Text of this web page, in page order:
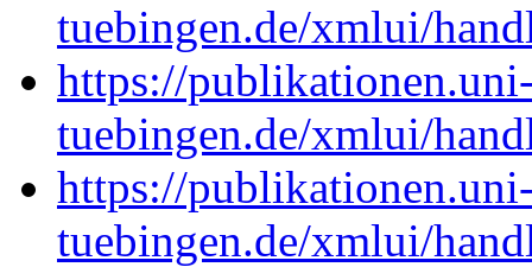
tuebingen.de/xmlui/
https://
tuebingen.de/xmlui/
https://
tuebingen.de/xmlui/